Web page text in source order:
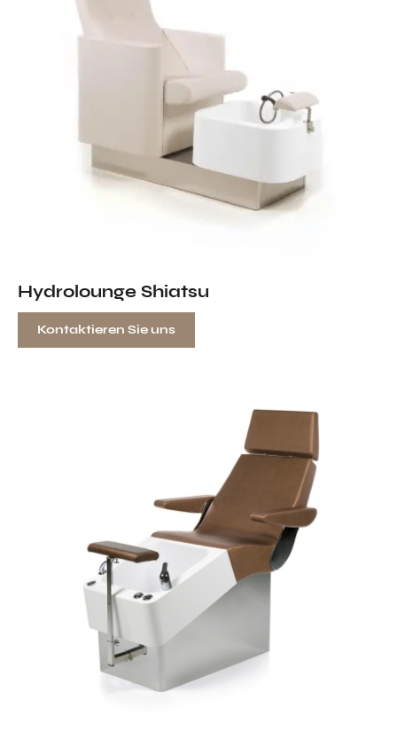
Hydrolounge Shiatsu
Kontaktieren Sie uns